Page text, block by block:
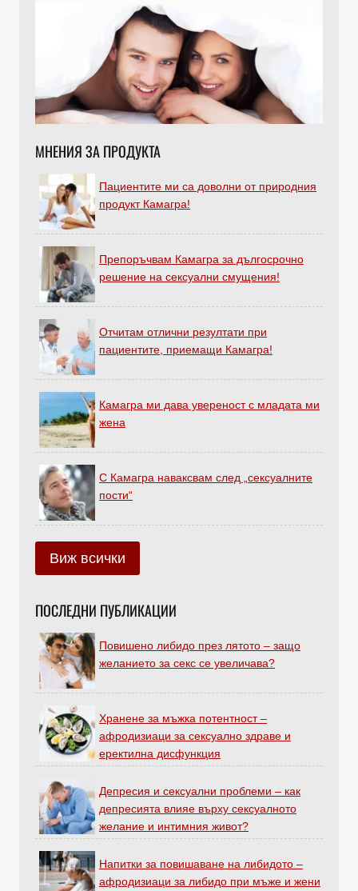
МНЕНИЯ ЗА ПРОДУКТА
Пациентите ми са доволни от природния
продукт Камагра!
Препоръчвам Камагра за дългосрочно
решение на сексуални смущения!
Отчитам отлични резултати при
пациентите, приемащи Камагра!
Камагра ми дава увереност с младата ми
жена
С Камагра наваксвам след „сексуалните
пости“
Виж всички
ПОСЛЕДНИ ПУБЛИКАЦИИ
Повишено либидо през лятото – защо
желанието за секс се увеличава?
Хранене за мъжка потентност –
афродизиаци за сексуално здраве и
еректилна дисфункция
Депресия и сексуални проблеми – как
депресията влияе върху сексуалното
желание и интимния живот?
Напитки за повишаване на либидото –
афродизиаци за либидо при мъже и жени